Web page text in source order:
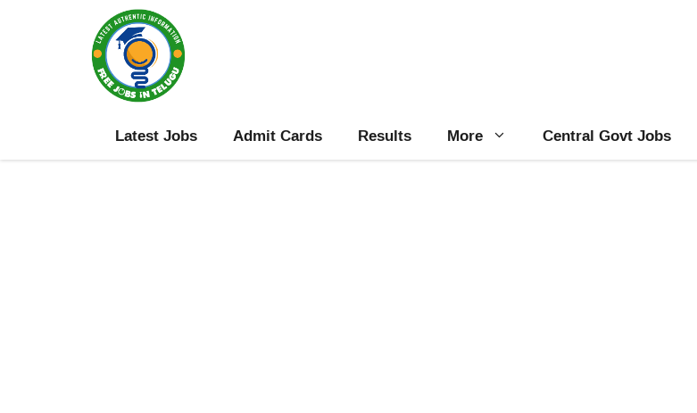
Latest Jobs Admit Cards Results More Central Govt Jobs